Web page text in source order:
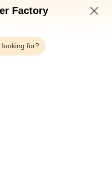
Factory
looking for?